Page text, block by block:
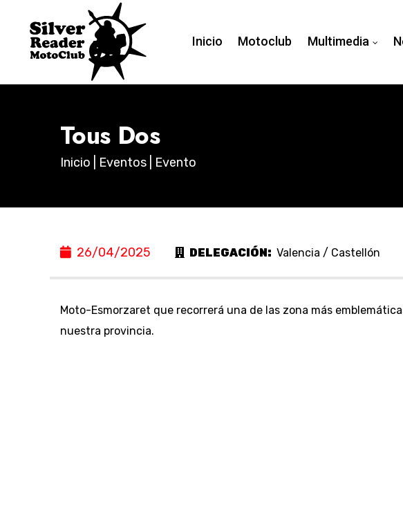
Inicio Motoclub Multimedia
Tous Dos
Inicio Eventos | Evento
26/04/2025 DELEGACIÓN: Valencia / Castellón
Moto-Esmorzaret que recorrerá una de las zona más
nuestra provincia.